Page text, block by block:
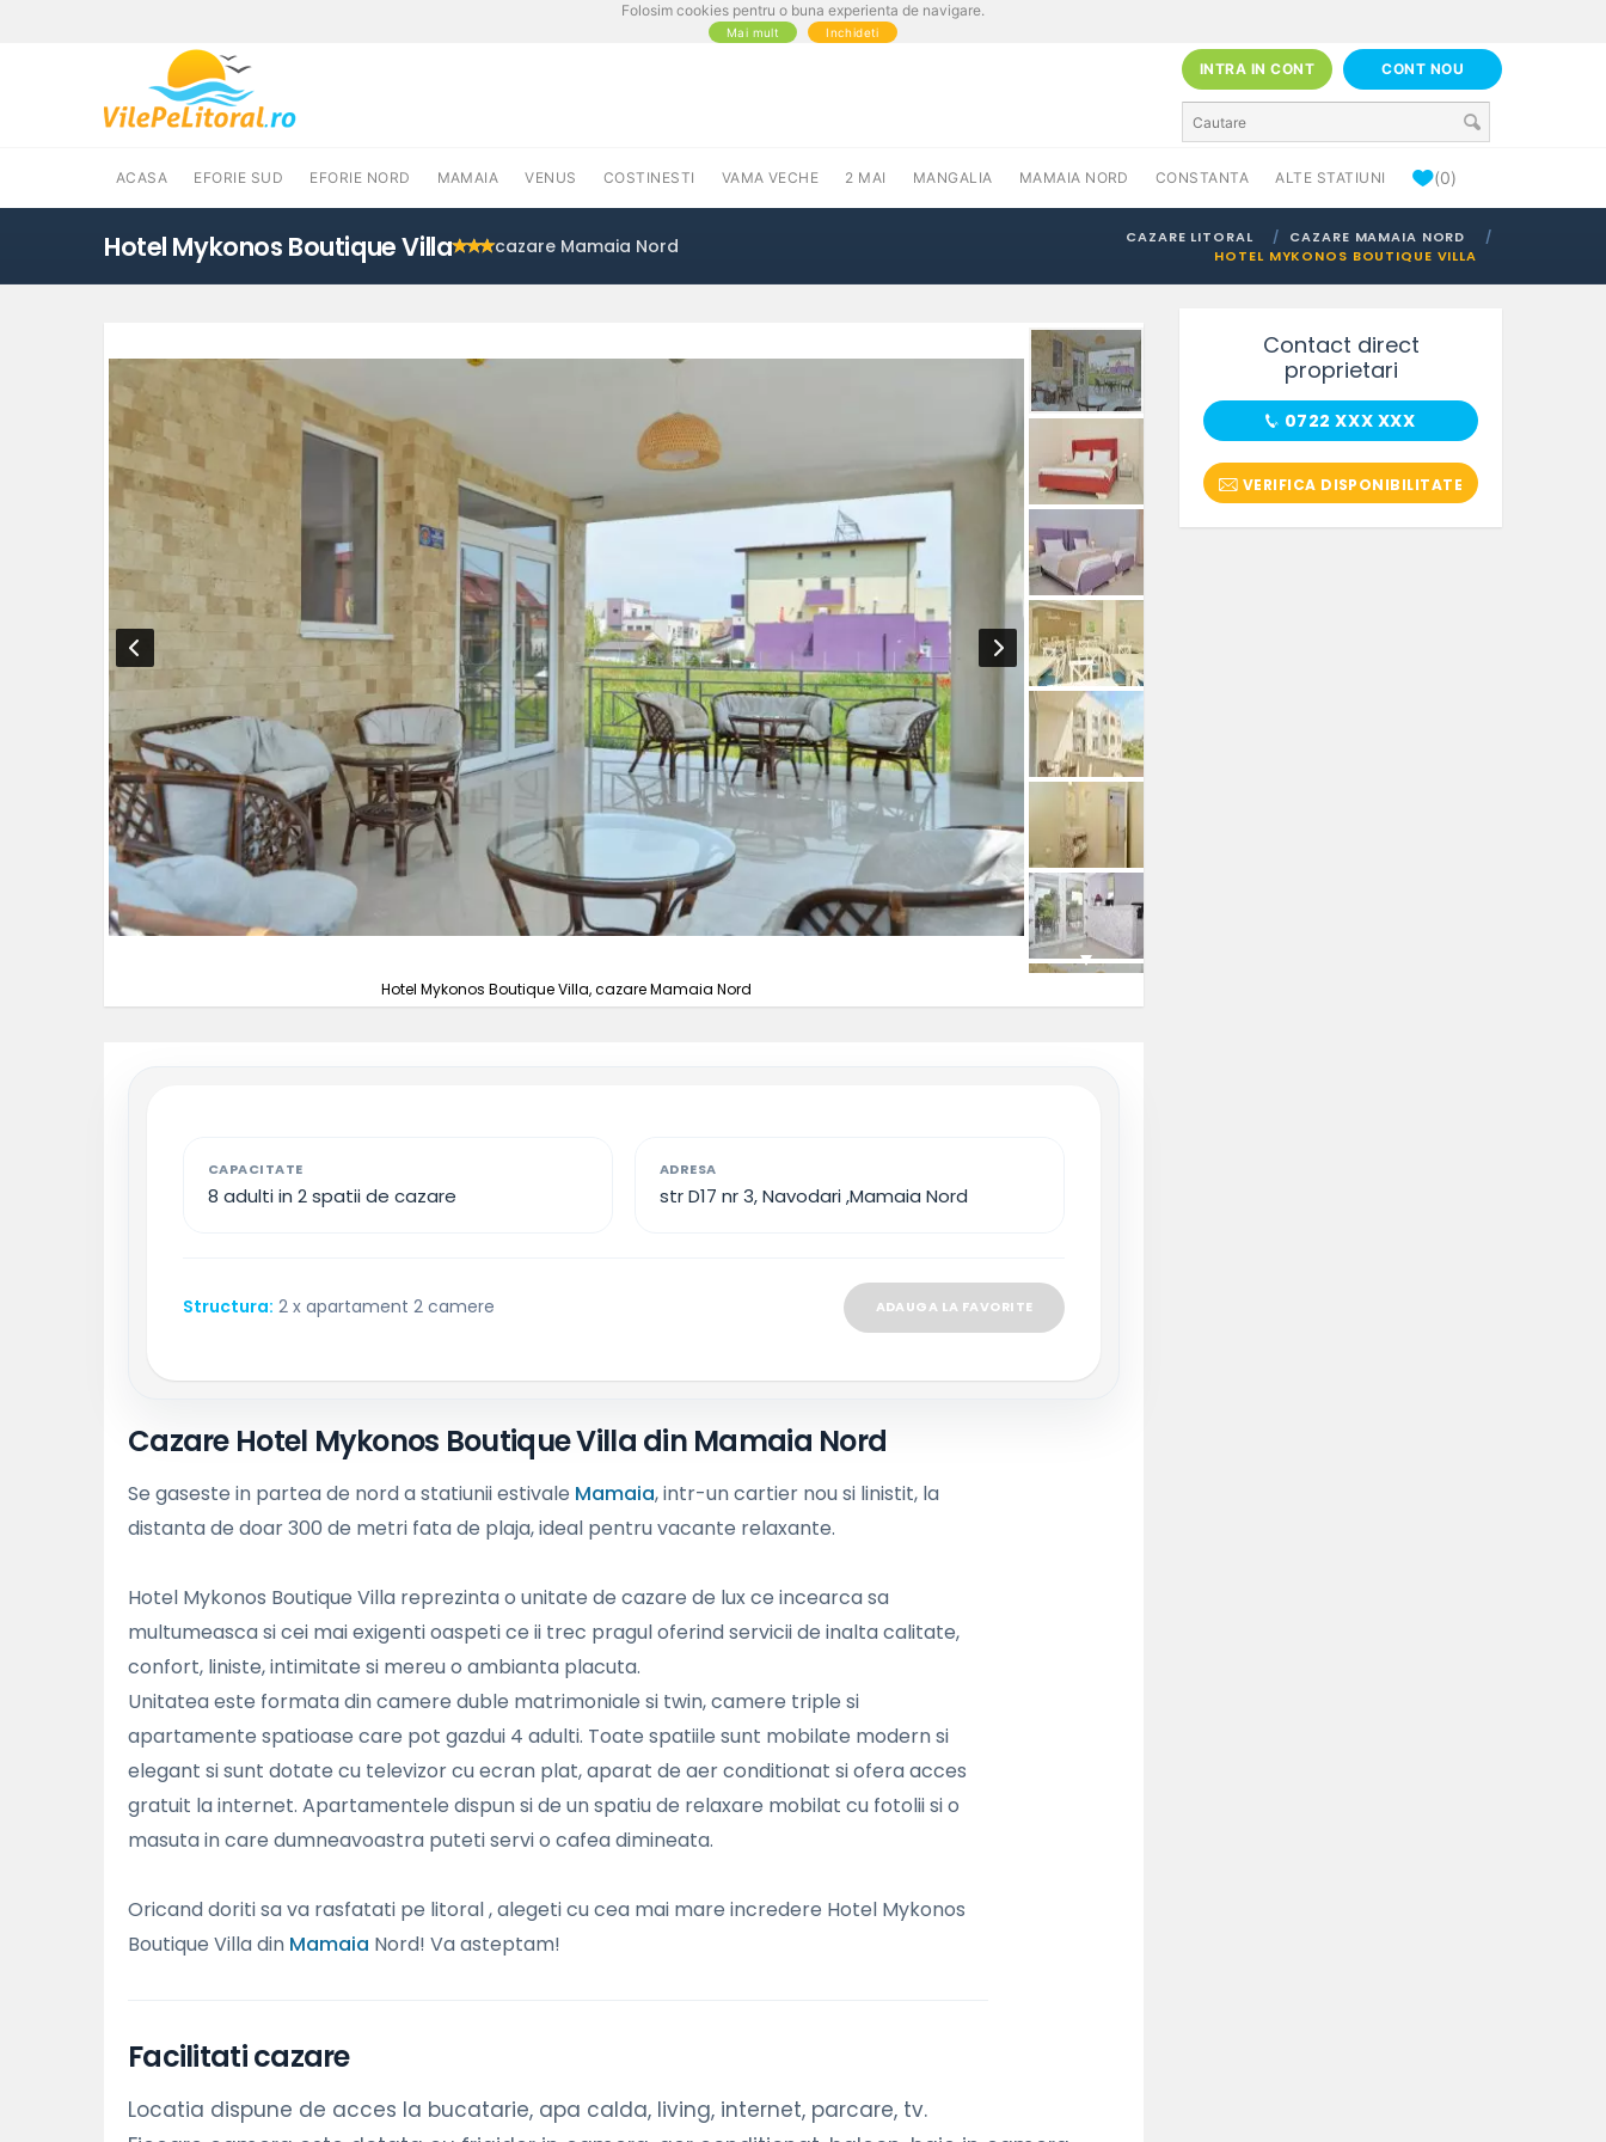
Folosim cookies pentru o buna experienta de navigare.
Mai mult Inchideti
INTRA IN CONT CONT NOU
ACASA EFORIE SUD EFORIE NORD MAMAIA VENUS COSTINESTI VAMA VECHE 2 MAI MANGALIA MAMAIA NORD CONSTANTA ALTE STATIUNI (0)
Hotel Mykonos Boutique Villa cazare Mamaia Nord CAZARE LITORAL
CAZARE MAMAIA NORD
HOTEL MYKONOS BOUTIQUE VILLA
Hotel Mykonos Boutique Villa, cazare Mamaia Nord
CAPACITATE
8 adulti in 2 spatii de cazare
ADRESA
str D17 nr 3, Navodari ,Mamaia Nord
Structura: 2 x apartament 2 camere ADAUGA LA FAVORITE
Cazare Hotel Mykonos Boutique Villa din Mamaia Nord
Se gaseste in partea de nord a statiunii estivale Mamaia, intr-un cartier nou si linistit, la
distanta de doar 300 de metri fata de plaja, ideal pentru vacante relaxante.
Hotel Mykonos Boutique Villa reprezinta o unitate de cazare de lux ce incearca sa
multumeasca si cei mai exigenti oaspeti ce ii trec pragul oferind servicii de inalta calitate,
confort, liniste, intimitate si mereu o ambianta placuta.
Unitatea este formata din camere duble matrimoniale si twin, camere triple si
apartamente spatioase care pot gazdui 4 adulti. Toate spatiile sunt mobilate modern si
elegant si sunt dotate cu televizor cu ecran plat, aparat de aer conditionat si ofera acces
gratuit la internet. Apartamentele dispun si de un spatiu de relaxare mobilat cu fotolii si o
masuta in care dumneavoastra puteti servi o cafea dimineata.
Oricand doriti sa va rasfatati pe litoral , alegeti cu cea mai mare incredere Hotel Mykonos
Boutique Villa din Mamaia Nord! Va asteptam!
Facilitati cazare
Locatia dispune de acces la bucatarie, apa calda, living, internet, parcare, tv.
Contact direct
proprietari
0722 XXX XXX
VERIFICA DISPONIBILITATE